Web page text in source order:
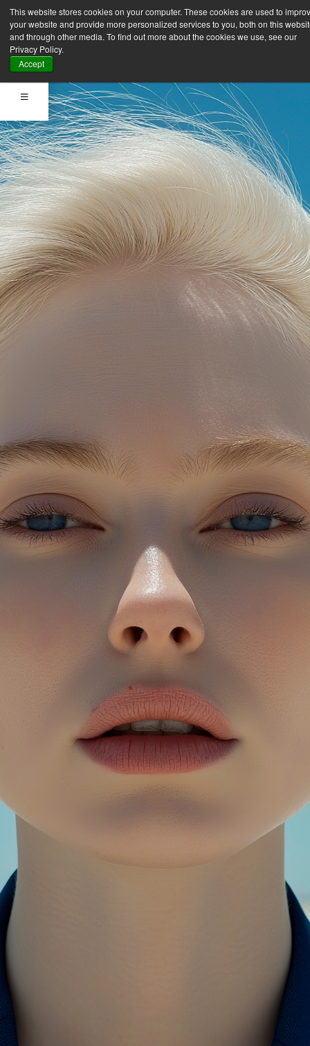
This website stores cookies on your computer. These cookies are used to
your website and provide more personalized services to you, both on this
and through other media. To find out more about the cookies we use, see our
Privacy Policy.
Accept